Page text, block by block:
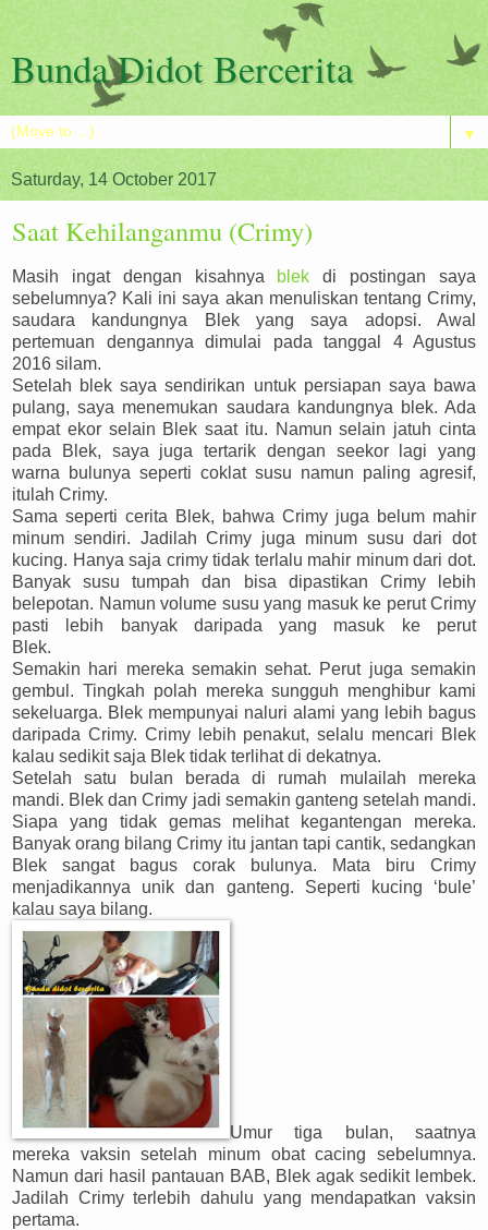
Bunda Didot Bercerita
▼
Saturday, 14 October 2017
Saat Kehilanganmu (Crimy)
Masih ingat dengan kisahnya blek di postingan saya
sebelumnya? Kali ini saya akan menuliskan tentang Crimy,
saudara kandungnya Blek yang saya adopsi. Awal
pertemuan dengannya dimulai pada tanggal 4 Agustus
2016 silam.
Setelah blek saya sendirikan untuk persiapan saya bawa
pulang, saya menemukan saudara kandungnya blek. Ada
empat ekor selain Blek saat itu. Namun selain jatuh cinta
pada Blek, saya juga tertarik dengan seekor lagi yang
warna bulunya seperti coklat susu namun paling agresif,
itulah Crimy.
Sama seperti cerita Blek, bahwa Crimy juga belum mahir
minum sendiri. Jadilah Crimy juga minum susu dari dot
kucing. Hanya saja crimy tidak terlalu mahir minum dari dot.
Banyak susu tumpah dan bisa dipastikan Crimy lebih
belepotan. Namun volume susu yang masuk ke perut Crimy
pasti lebih banyak daripada yang masuk ke perut
Blek.
Semakin hari mereka semakin sehat. Perut juga semakin
gembul. Tingkah polah mereka sungguh menghibur kami
sekeluarga. Blek mempunyai naluri alami yang lebih bagus
daripada Crimy. Crimy lebih penakut, selalu mencari Blek
kalau sedikit saja Blek tidak terlihat di dekatnya.
Setelah satu bulan berada di rumah mulailah mereka
mandi. Blek dan Crimy jadi semakin ganteng setelah mandi.
Siapa yang tidak gemas melihat kegantengan mereka.
Banyak orang bilang Crimy itu jantan tapi cantik, sedangkan
Blek sangat bagus corak bulunya. Mata biru Crimy
menjadikannya unik dan ganteng. Seperti kucing ‘bule’
kalau saya bilang.
Umur tiga bulan, saatnya
mereka vaksin setelah minum obat cacing sebelumnya.
Namun dari hasil pantauan BAB, Blek agak sedikit lembek.
Jadilah Crimy terlebih dahulu yang mendapatkan vaksin
pertama.